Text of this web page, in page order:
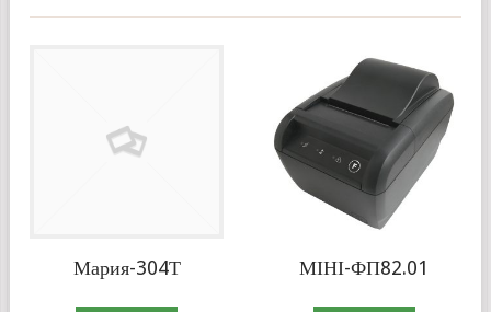
Мария-304Т МІНІ-ФП82.01